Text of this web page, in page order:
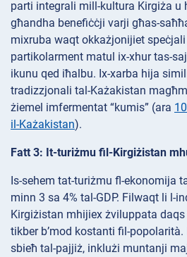
parti integrali mill-kultura Kirgiża u
għandha benefiċċji varji għas-
mixruba waqt okkażjonijiet
partikolarment matul ix-xhur tas-
ikunu qed iħalbu. Ix-xarba hija
tradizzjonali tal-Każakistan
żiemel imfermentat “kumis” (ara
il-Każakistan).
Fatt 3: It-turiżmu fil-Kirgiżistan
Is-sehem tat-turiżmu fl-ekonomija
minn 3 sa 4% tal-GDP. Filwaqt li l-
Kirgiżistan mhijiex żviluppata daqs
tikber b’mod kostanti fil-popolarità.
sbieħ tal-pajjiż, inklużi muntanji